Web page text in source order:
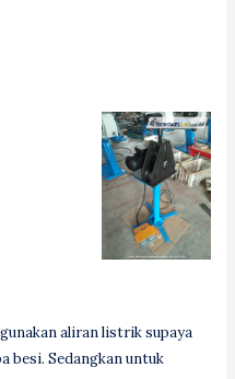
aliran listrik supaya
besi. Sedangkan untuk